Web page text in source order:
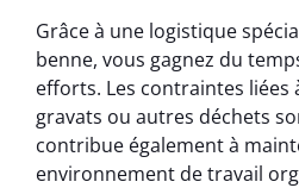
Grâce à une logistique
benne, vous gagnez du
efforts. Les contraintes liées
gravats ou autres déchets
contribue également à
environnement de travail